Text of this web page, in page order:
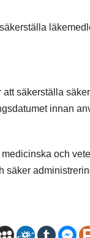
säkerställa
innan
och
säker